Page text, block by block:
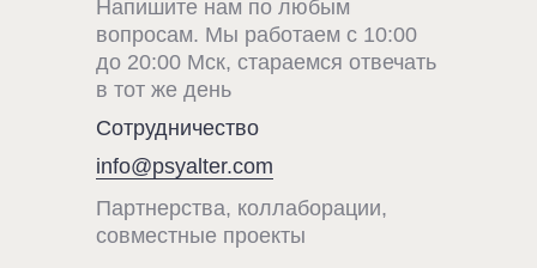
Сотрудничество
info@psyalter.com
Партнерства, коллаборации,
совместные проекты
Напишите нам по любым
вопросам. Мы работаем с 10:00
до 20:00 Мск, стараемся отвечать
в тот же день